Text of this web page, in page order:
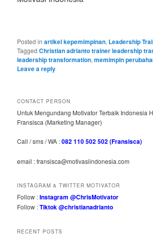
Posted in artikel kepemimpinan, Leadership
Tagged Christian adrianto trainer leadership
leadership transformation,memimpin
Leave a reply
CONTACT PERSON
Untuk Mengundang Motivator Terbaik Indonesia
Fransisca (Marketing Manager)
Call / sms / WA :082 110 502 502 (Fransisca)
email : fransisca@motivasiindonesia.com
INSTAGRAM & TWITTER MOTIVATOR
Follow :Instagram @ChrisMotivator
Follow :Tiktok @christianadrianto
RECENT POSTS